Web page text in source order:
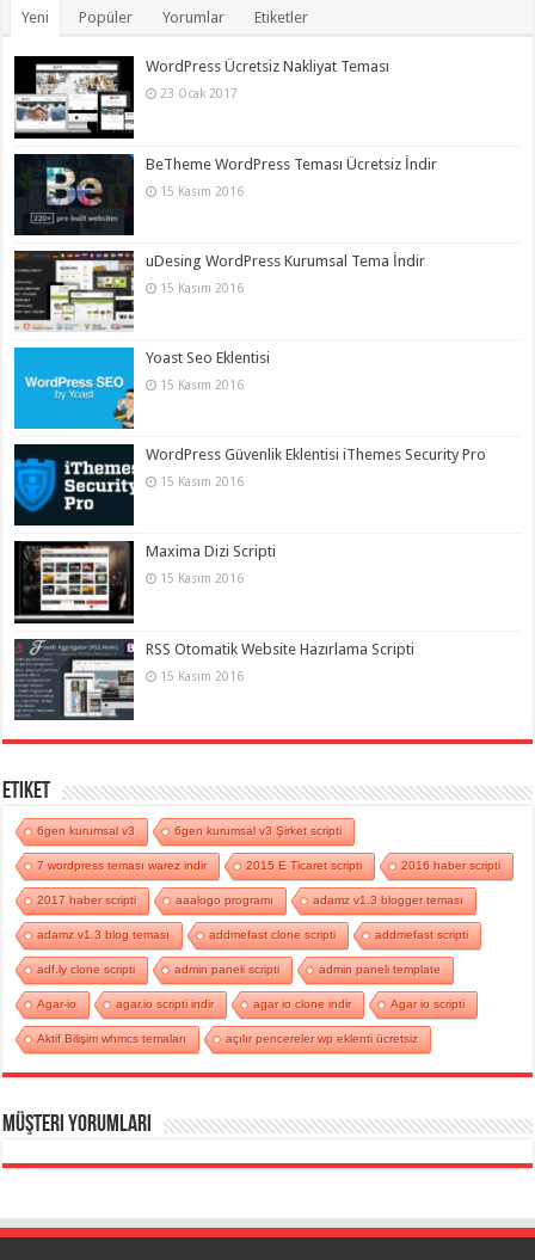
Yeni Popüler Yorumlar Etiketler
WordPress Ücretsiz Nakliyat Teması
23 Ocak 2017
BeTheme WordPress Teması Ücretsiz İndir
15 Kasım 2016
uDesing WordPress Kurumsal Tema İndir
15 Kasım 2016
Yoast Seo Eklentisi
15 Kasım 2016
WordPress Güvenlik Eklentisi iThemes Security Pro
15 Kasım 2016
Maxima Dizi Scripti
15 Kasım 2016
RSS Otomatik Website Hazırlama Scripti
15 Kasım 2016
Etiket
6gen kurumsal v3 6gen kurumsal v3 Şirket scripti
7 wordpress teması warez indir 2015 E Ticaret scripti 2016 haber scripti
2017 haber scripti aaalogo programı adamz v1.3 blogger teması
adamz v1.3 blog teması addmefast clone scripti addmefast scripti
adf.ly clone scripti admin paneli scripti admin paneli template
Agar-io agar.io scripti indir agar io clone indir Agar io scripti
Aktif Bilişim whmcs temaları açılır pencereler wp eklenti ücretsiz
Müşteri Yorumları